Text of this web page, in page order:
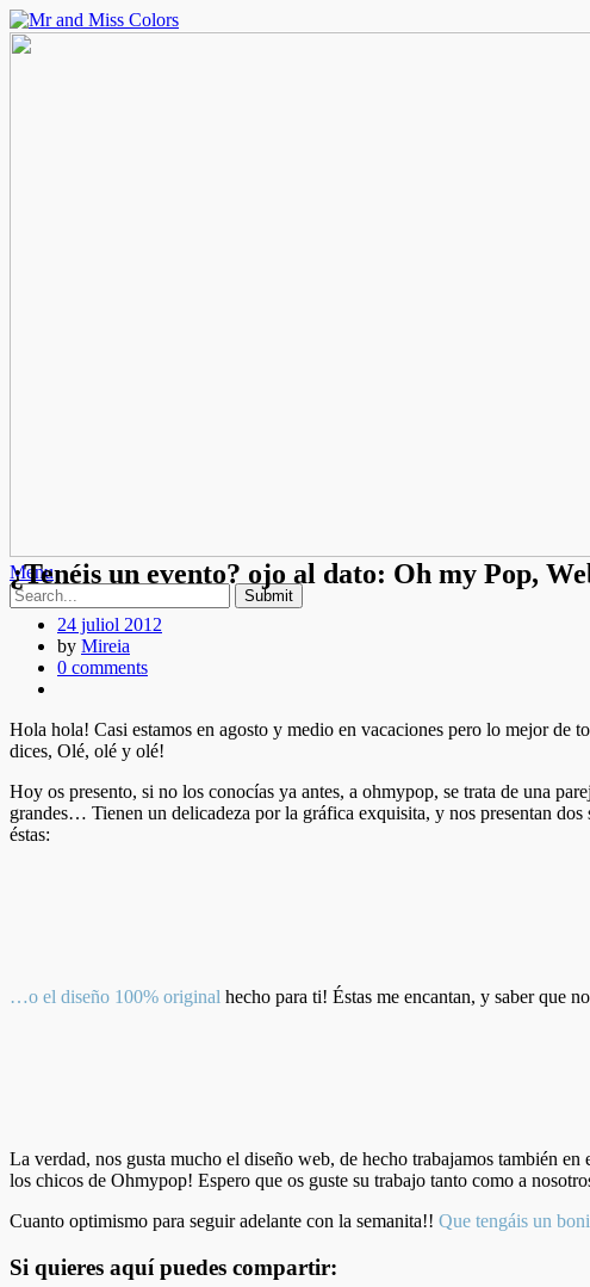
Menu
¿Tenéis un evento? ojo al dato: Oh my Pop,
24 juliol 2012
by Mireia
0 comments
Hola hola! Casi estamos en agosto y medio en vacaciones pero lo mejor de
dices, Olé, olé y olé!
Hoy os presento, si no los conocías ya antes, a ohmypop, se trata de una
grandes… Tienen un delicadeza por la gráfica exquisita, y nos presentan
éstas:
…o el diseño 100% original hecho para ti! Éstas me encantan, y saber que
La verdad, nos gusta mucho el diseño web, de hecho trabajamos también
los chicos de Ohmypop! Espero que os guste su trabajo tanto como a
Cuanto optimismo para seguir adelante con la semanita!! Que tengáis un
Si quieres aquí puedes compartir: